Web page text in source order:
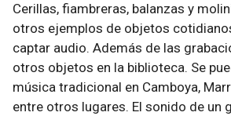
Cerillas, fiambreras, balanzas y
otros ejemplos de objetos
captar audio. Además de las
otros objetos en la biblioteca. Se
música tradicional en Camboya,
entre otros lugares. El sonido de un